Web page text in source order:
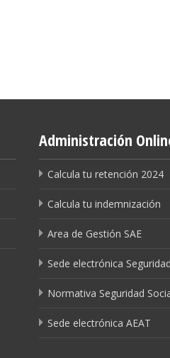
Administración
Calcula tu retención 2024
Calcula tu indemnización
Area de Gestión SAE
Sede electrónica
Normativa Seguridad
Sede electrónica AEAT